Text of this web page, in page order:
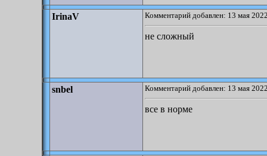
IrinaV Комментарий добавлен: 13 мая
не сложный
snbel Комментарий добавлен: 13 мая
все в норме